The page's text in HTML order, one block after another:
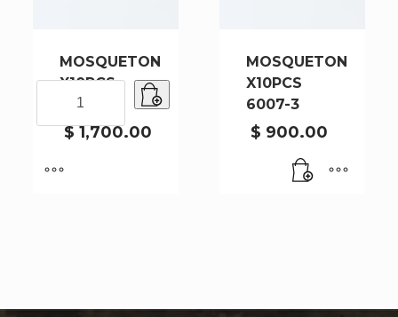
MOSQUETON
X10PCS
2017-6
$1,700.00
X10PCS
2017-
cantidad
MOSQUETON
X10PCS
6007-3
$ 900.00